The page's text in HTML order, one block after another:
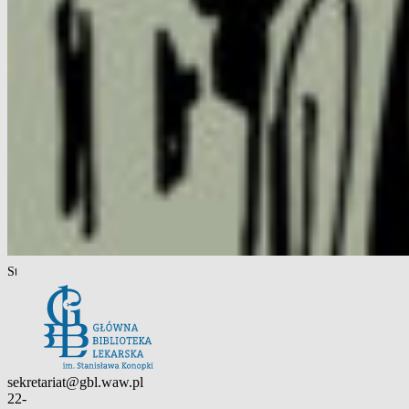
Strona główna
Kontakt
sekretariat@gbl.waw.pl
22-